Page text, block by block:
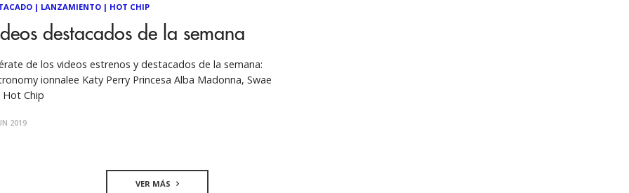
| LANZAMIENTO| HOT CHIP
destacados de la semana
de los videos estrenos y destacados de la semana:
ionnalee Katy Perry Princesa Alba Madonna, Swae
Hot Chip
2019
VER MÁS